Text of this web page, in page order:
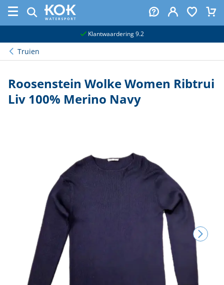
Klantwaardering 9.2
Truien
Roosenstein Wolke Women Ribtrui
Liv 100% Merino Navy